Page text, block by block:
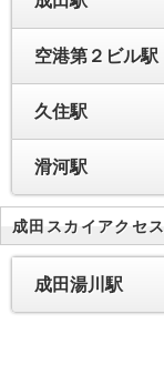
空港第２ビル駅
久住駅
滑河駅
成田スカイアクセス
成田湯川駅